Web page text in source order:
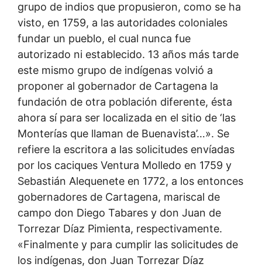
grupo de indios que propusieron, como se ha
visto, en 1759, a las autoridades coloniales
fundar un pueblo, el cual nunca fue
autorizado ni establecido. 13 años más tarde
este mismo grupo de indígenas volvió a
proponer al gobernador de Cartagena la
fundación de otra población diferente, ésta
ahora sí para ser localizada en el sitio de ‘las
Monterías que llaman de Buenavista’…». Se
refiere la escritora a las solicitudes envíadas
por los caciques Ventura Molledo en 1759 y
Sebastián Alequenete en 1772, a los entonces
gobernadores de Cartagena, mariscal de
campo don Diego Tabares y don Juan de
Torrezar Díaz Pimienta, respectivamente.
«Finalmente y para cumplir las solicitudes de
los indígenas, don Juan Torrezar Díaz